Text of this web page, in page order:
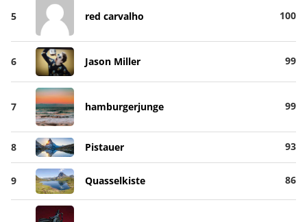
5 red carvalho 100
6 Jason Miller 99
7 hamburgerjunge 99
8 Pistauer 93
9 Quasselkiste 86